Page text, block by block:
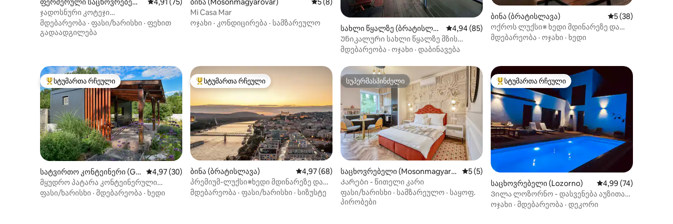
ი (Veľké Blahovo)
ჯადოსნური კოტეჯი
დუნაისკა‑სტრედასთან
მდებარეობა · ფასი/ხარისხი · ფეხით
გადაადგილება
Mi Casa Mar
ოჯახი · კონდიცირება · სამზარეულო
სახლი წყალზე (ბრატისლავ
ა)
საშუალო შეფასებაა 5‑დან 4,94, 85 მიმოხილვა
4,94 (85)
Უნიკალური სახლი წყალზე მზის
ტერასითა და კანოეთი
მდებარეობა · ოჯახი · დაბინავება
ბინა (ბრატისლავა) საშუალო
5 (38)
ოქროს ლუქსი※ ხედი მდინარეზე და
ძველ ქალაქზე※უფასო
მდებარეობა · ოჯახი · ხედი
სტუმართა რჩეული მოწინავე ვარიანტი
სტუმართა რჩეული
სატვირთო კონტეინერი (Ga
bčíkovo)
საშუალო შეფასებაა 5‑დან 4,97, 30 მიმოხილვა
4,97 (30)
მყუდრო პატარა კონტეინერული
სახლი დუნაის სანაპიროზე
ფასი/ხარისხი · მდებარეობა · ხედი
სტუმართა რჩეული მოწინავე ვარიანტი
სტუმართა რჩეული
ბინა (ბრატისლავა) საშუალო შეფასებაა 5‑დან 4,97, 68 მიმოხილვა
4,97 (68)
პრემიუმ-ლუქსი※ხედი მდინარეზე და
ძველ ქალაქზე※უფასო პარკინგი
მდებარეობა · ფასი/ხარისხი · სიზუსტე
სუპერმასპინძელი
სუპერმასპინძელი
საცხოვრებელი (Mosonmagyaró
vár)
საშუალო შეფასებაა 5‑დან 5, 5 მიმოხილვა
5 (5)
Კარები - წითელი კარი
ფასი/ხარისხი · სამზარეულო · საყოფ.
პირობები
სტუმართა რჩეული მოწინავე ვარიანტი
სტუმართა რჩეული
საცხოვრებელი (Lozorno) საშუალო შეფასებაა
4,99 (74)
Ვილა ლოზორნო - დასვენება აუზითა
და ჯაკუზით
ოჯახი · მდებარეობა · დეკორი